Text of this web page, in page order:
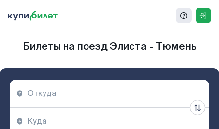
Билеты на поезд Элиста - Тюмень